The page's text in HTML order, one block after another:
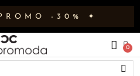
-30% ✦